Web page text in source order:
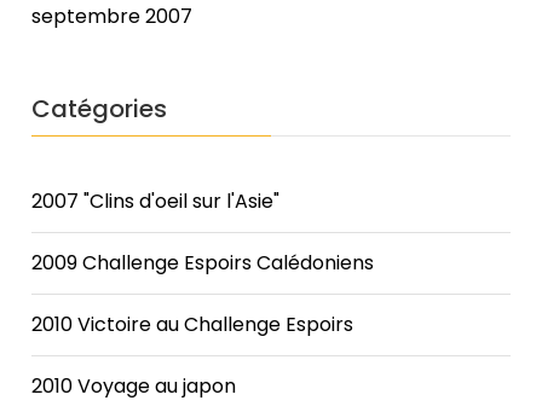
septembre 2007
Catégories
2007 "Clins d'oeil sur l'Asie"
2009 Challenge Espoirs Calédoniens
2010 Victoire au Challenge Espoirs
2010 Voyage au japon